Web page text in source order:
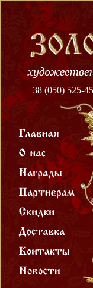
+38 (050) 525-